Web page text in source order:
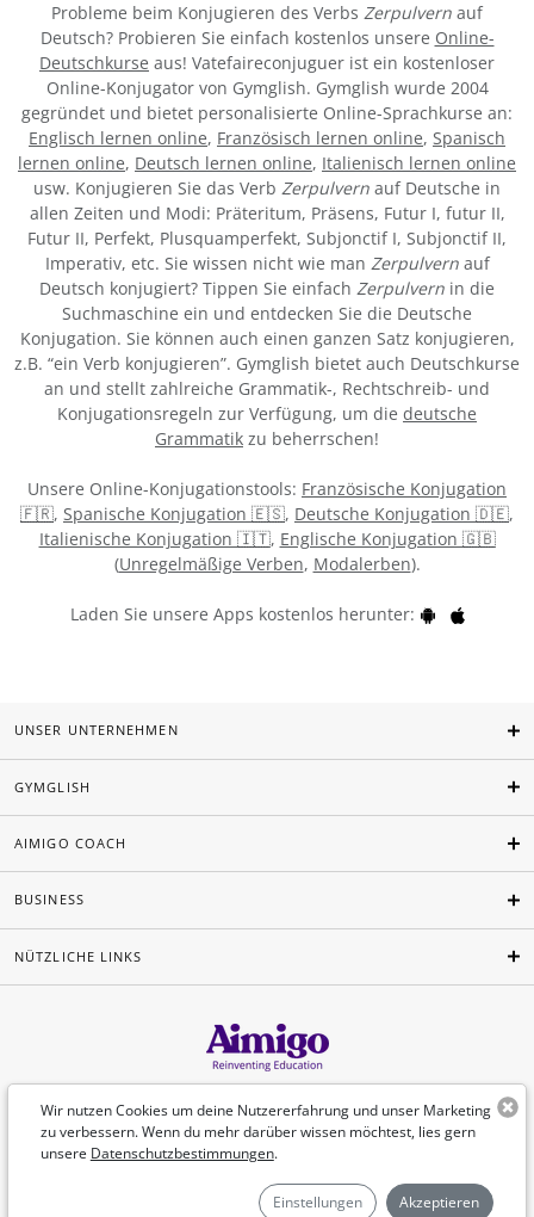
Probleme beim Konjugieren des Verbs Zerpulvern auf
Deutsch? Probieren Sie einfach kostenlos unsere Online-
Deutschkurse aus! Vatefaireconjuguer ist ein kostenloser
Online-Konjugator von Gymglish. Gymglish wurde 2004
gegründet und bietet personalisierte Online-Sprachkurse an:
Englisch lernen online, Französisch lernen online, Spanisch
lernen online, Deutsch lernen online, Italienisch lernen online
usw. Konjugieren Sie das Verb Zerpulvern auf Deutsche in
allen Zeiten und Modi: Präteritum, Präsens, Futur I, futur II,
Futur II, Perfekt, Plusquamperfekt, Subjonctif I, Subjonctif II,
Imperativ, etc. Sie wissen nicht wie man Zerpulvernauf
Deutsch konjugiert? Tippen Sie einfach Zerpulvern in die
Suchmaschine ein und entdecken Sie die Deutsche
Konjugation. Sie können auch einen ganzen Satz konjugieren,
z.B. “ein Verb konjugieren”. Gymglish bietet auch Deutschkurse
an und stellt zahlreiche Grammatik-, Rechtschreib- und
Konjugationsregeln zur Verfügung, um die deutsche
Grammatik zu beherrschen!
Unsere Online-Konjugationstools: Französische Konjugation
🇫🇷, Spanische Konjugation 🇪🇸, Deutsche Konjugation 🇩🇪,
Italienische Konjugation 🇮🇹, Englische Konjugation 🇬🇧
(Unregelmäßige Verben, Modalerben).
Laden Sie unsere Apps kostenlos herunter:
Wir nutzen Cookies um deine Nutzererfahrung und unser Marketing
zu verbessern. Wenn du mehr darüber wissen möchtest, lies gern
unsere Datenschutzbestimmungen.
Einstellungen Akzeptieren
UNSER UNTERNEHMEN
GYMGLISH
AIMIGO COACH
BUSINESS
NÜTZLICHE LINKS
Deutsch
©Aimigo 2026